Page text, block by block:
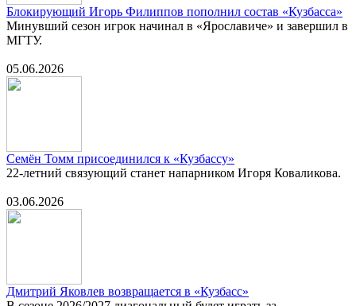
Блокирующий Игорь Филиппов пополнил состав «Кузбасса»
Минувший сезон игрок начинал в «Ярославиче» и завершил в
МГТУ.
05.06.2026
Семён Томм присоединился к «Кузбассу»
22-летний связующий станет напарником Игоря Коваликова.
03.06.2026
Дмитрий Яковлев возвращается в «Кузбасс»